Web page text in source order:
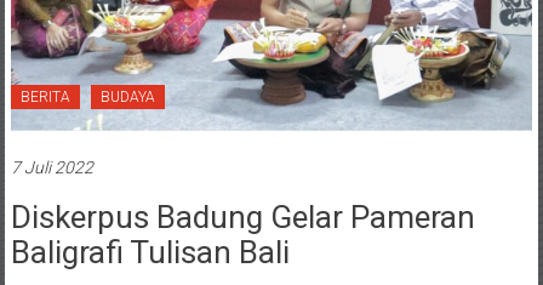
BERITA BUDAYA
7 Juli 2022
Diskerpus Badung Gelar Pameran
Baligrafi Tulisan Bali